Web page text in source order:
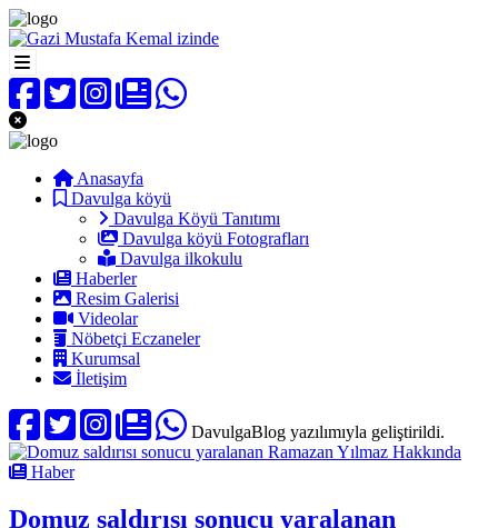
Anasayfa
Davulga köyü
Davulga Köyü Tanıtımı
Davulga köyü Fotografları
Davulga ilkokulu
Haberler
Resim Galerisi
Videolar
Nöbetçi Eczaneler
Kurumsal
İletişim
DavulgaBlog yazılımıyla geliştirildi.
Haber
Domuz saldırısı sonucu yaralanan